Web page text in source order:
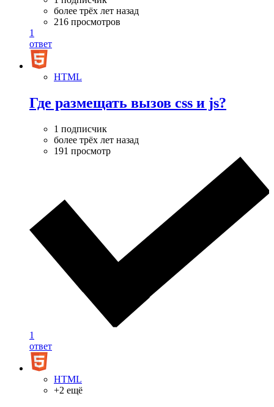
более трёх лет назад
216 просмотров
1
ответ
HTML
Где размещать вызов css и js?
1 подписчик
более трёх лет назад
191 просмотр
1
ответ
HTML
+2 ещё